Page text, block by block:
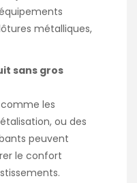
métalliques,
sans gros
les
ou des
peuvent
le confort